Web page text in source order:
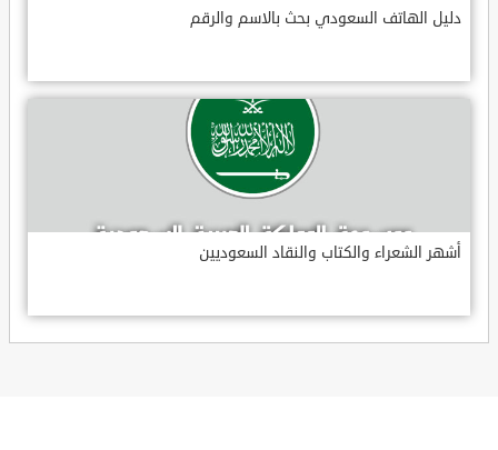
دليل الهاتف السعودي بحث بالاسم والرقم
أشهر الشعراء والكتاب والنقاد السعوديين